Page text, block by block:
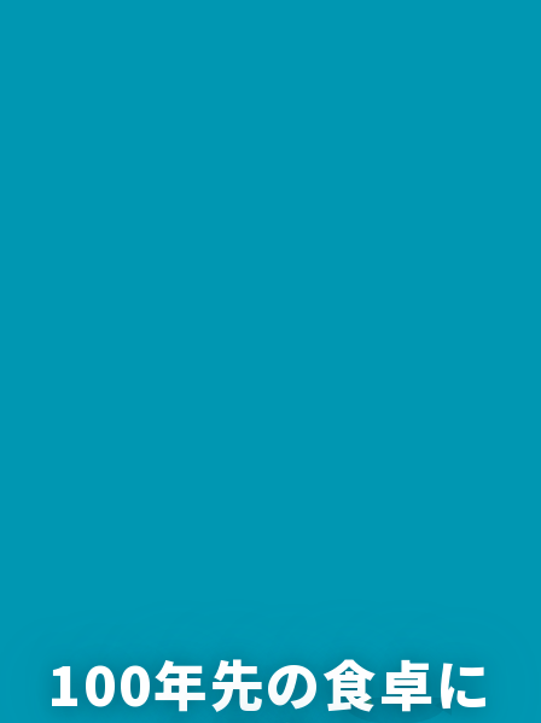
100年先の食卓に